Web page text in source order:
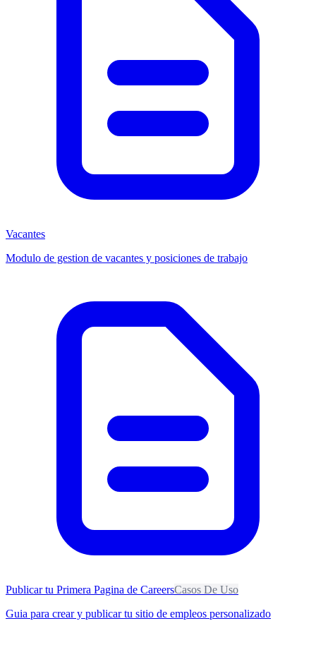
Vacantes
Modulo de gestion de vacantes y posiciones de trabajo
Publicar tu Primera Pagina de CareersCasos De Uso
Guia para crear y publicar tu sitio de empleos personalizado